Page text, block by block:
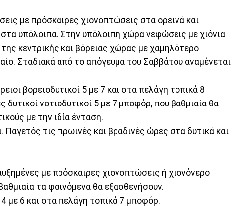
με πρόσκαιρες χιονοπτώσεις στα ορεινά και
στα υπόλοιπα. Στην υπόλοιπη χώρα νεφώσεις με χιόνια
κεντρικής και βόρειας χώρας με χαμηλότερο
Σταδιακά από το απόγευμα του Σαββάτου αναμένεται
βορειοδυτικοί 5 με 7 και στα πελάγη τοπικά 8
νοτιοδυτικοί 5 με 7 μποφόρ, που βαθμιαία θα
με την ιδία ένταση.
τις πρωινές και βραδινές ώρες στα δυτικά και
με πρόσκαιρες χιονοπτώσεις ή χιονόνερο
τα φαινόμενα θα εξασθενήσουν.
με 6 και στα πελάγη τοπικά 7 μποφόρ.